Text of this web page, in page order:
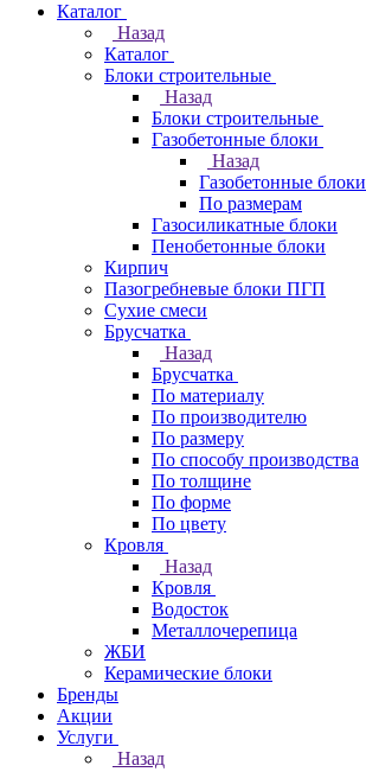
Каталог
Назад
Каталог
Блоки строительные
Назад
Блоки строительные
Газобетонные блоки
Назад
Газобетонные блоки
По размерам
Газосиликатные блоки
Пенобетонные блоки
Кирпич
Пазогребневые блоки ПГП
Сухие смеси
Брусчатка
Назад
Брусчатка
По материалу
По производителю
По размеру
По способу производства
По толщине
По форме
По цвету
Кровля
Назад
Кровля
Водосток
Металлочерепица
ЖБИ
Керамические блоки
Бренды
Акции
Услуги
Назад